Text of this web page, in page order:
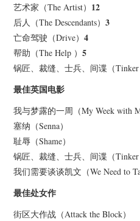
艺术家（The Artist） 12
后人（The Descendants）3
亡命驾驶（Drive）4
帮助（The Help ）5
锅匠、裁缝、士兵、间谍（Tinker
最佳英国电影
我与梦露的一周（My Week with
塞纳（Senna）
耻辱（Shame）
锅匠、裁缝、士兵、间谍（Tinker
我们需要谈谈凯文（We Need to
最佳处女作
街区大作战（Attack the Block）